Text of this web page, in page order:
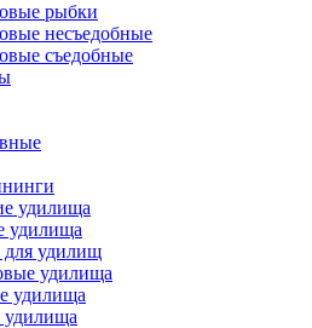
рыбки
несъедобные
съедобные
удилища
удилища
для удилищ
удилища
удилища